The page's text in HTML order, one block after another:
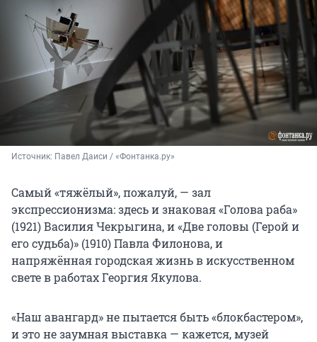
Источник: Павел Даиси / «Фонтанка.ру»
Самый «тяжёлый», пожалуй, — зал
экспрессионизма: здесь и знаковая «Голова раба»
(1921) Василия Чекрыгина, и «Две головы (Герой и
его судьба)» (1910) Павла Филонова, и
напряжённая городская жизнь в искусственном
свете в работах Георгия Якулова.
«Наш авангард» не пытается быть «блокбастером»,
и это не заумная выставка — кажется, музей